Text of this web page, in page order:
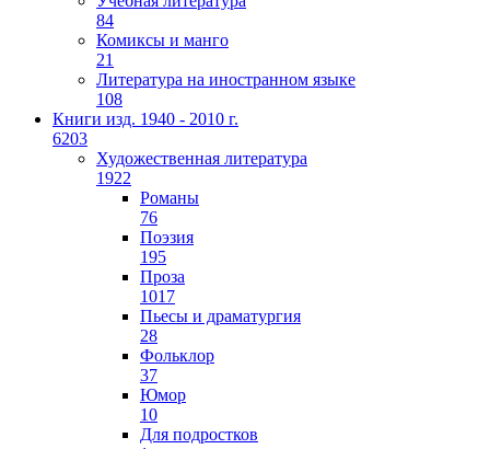
84
Комиксы и манго
21
Литература на иностранном языке
108
Книги изд. 1940 - 2010 г.
6203
Художественная литература
1922
Романы
76
Поэзия
195
Проза
1017
Пьесы и драматургия
28
Фольклор
37
Юмор
10
Для подростков